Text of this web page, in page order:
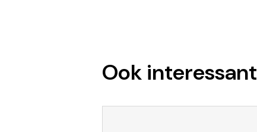
Ook interessant